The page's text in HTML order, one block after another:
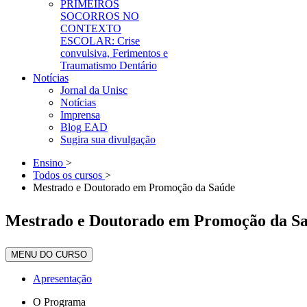
PRIMEIROS
SOCORROS NO
CONTEXTO
ESCOLAR: Crise
convulsiva, Ferimentos e
Traumatismo Dentário
Notícias
Jornal da Unisc
Notícias
Imprensa
Blog EAD
Sugira sua divulgação
Ensino >
Todos os cursos >
Mestrado e Doutorado em Promoção da Saúde
Mestrado e Doutorado em Promoção da
MENU DO CURSO
Apresentação
O Programa